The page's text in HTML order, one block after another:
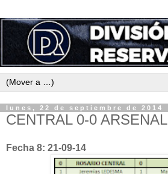
lunes, 22 de septiembre de 2014
CENTRAL 0-0 ARSENAL
Fecha 8: 21-09-14